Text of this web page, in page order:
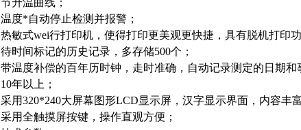
节升温曲线；
温度*自动停止检测并报警；
热敏式wei行打印机，使得打印更美观更快捷，具有脱机打印功
待时间标记的历史记录，多存储500个；
带温度补偿的百年历时钟，走时准确，自动记录测定的日期
10年以上；
采用320*240大屏幕图形LCD显示屏，汉字显示界面，内容丰富
采用全触摸屏按键，操作直观方便；